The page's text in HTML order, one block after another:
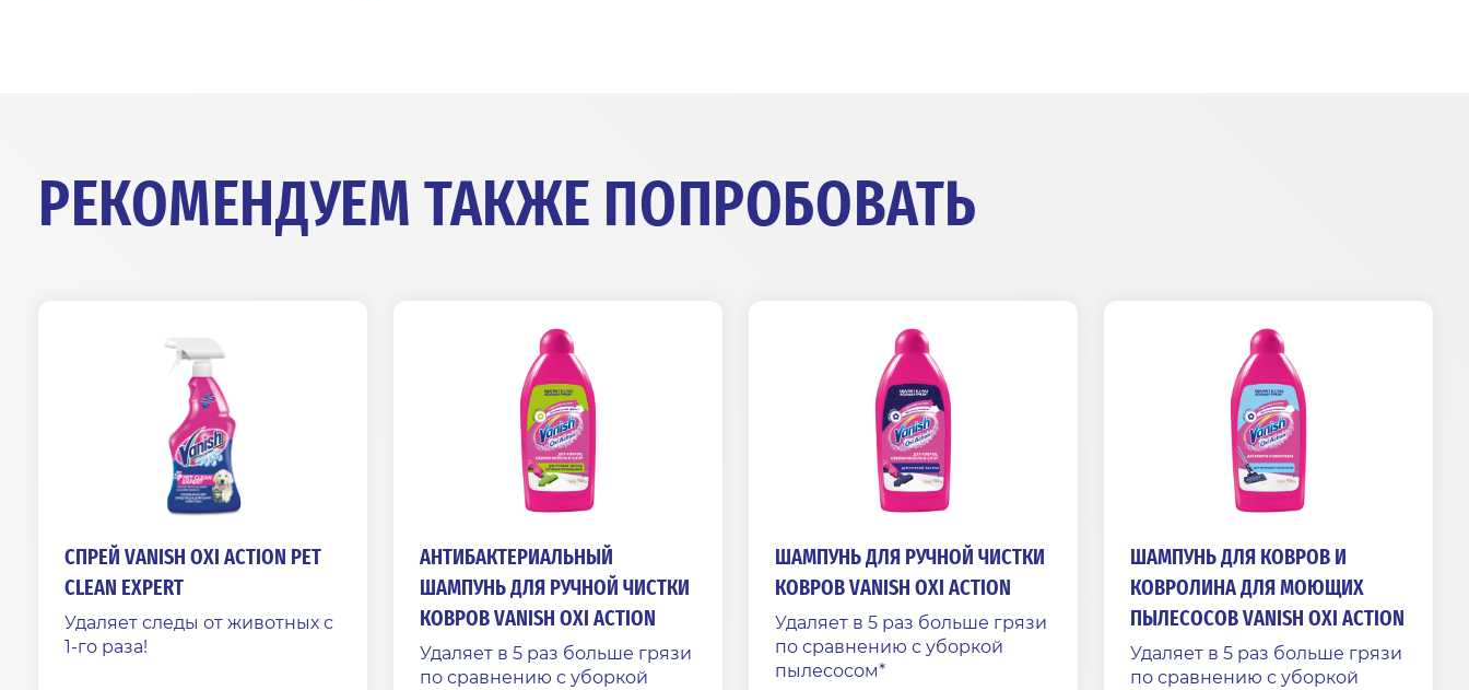
РЕКОМЕНДУЕМ ТАКЖЕ ПОПРОБОВАТЬ
СПРЕЙ VANISH OXI ACTION PET
CLEAN EXPERT
Удаляет следы от животных с
1-го раза!
АНТИБАКТЕРИАЛЬНЫЙ
ШАМПУНЬ ДЛЯ РУЧНОЙ ЧИСТКИ
КОВРОВ VANISH OXI ACTION
Удаляет в 5 раз больше грязи
по сравнению с уборкой
ШАМПУНЬ ДЛЯ РУЧНОЙ ЧИСТКИ
КОВРОВ VANISH OXI ACTION
Удаляет в 5 раз больше грязи
по сравнению с уборкой
пылесосом*
ШАМПУНЬ ДЛЯ КОВРОВ И
КОВРОЛИНА ДЛЯ МОЮЩИХ
ПЫЛЕСОСОВ VANISH OXI ACTION
Удаляет в 5 раз больше грязи
по сравнению с уборкой